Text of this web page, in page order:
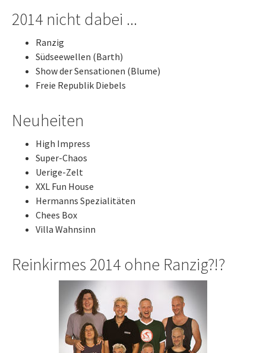
2014 nicht dabei ...
Ranzig
Südseewellen (Barth)
Show der Sensationen (Blume)
Freie Republik Diebels
Neuheiten
High Impress
Super-Chaos
Uerige-Zelt
XXL Fun House
Hermanns Spezialitäten
Chees Box
Villa Wahnsinn
Reinkirmes 2014 ohne Ranzig?!?